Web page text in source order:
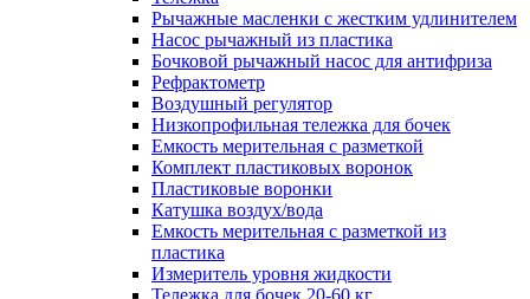
Рычажные масленки с жестким удлинителем
Насос рычажный из пластика
Бочковой рычажный насос для антифриза
Рефрактометр
Воздушный регулятор
Низкопрофильная тележка для бочек
Емкость мерительная с разметкой
Комплект пластиковых воронок
Пластиковые воронки
Катушка воздух/вода
Емкость мерительная с разметкой из
пластика
Измеритель уровня жидкости
Тележка для бочек 20-60 кг